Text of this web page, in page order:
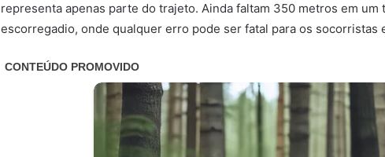
representa apenas parte do trajeto. Ainda faltam 350 metros em
escorregadio, onde qualquer erro pode ser fatal para os socorristas